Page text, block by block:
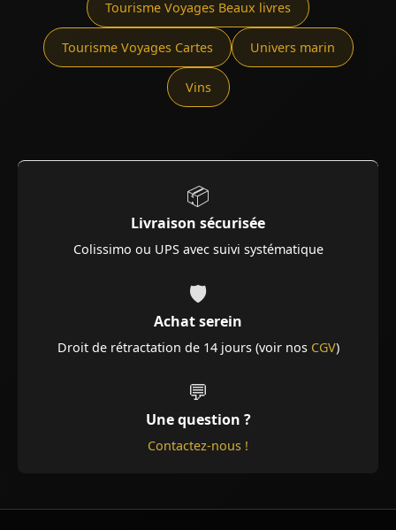
Tourisme Voyages Beaux livres
Tourisme Voyages Cartes Univers marin
Vins
📦
Livraison sécurisée
Colissimo ou UPS avec suivi systématique
🛡️
Achat serein
Droit de rétractation de 14 jours (voir nos CGV)
💬
Une question ?
Contactez-nous !